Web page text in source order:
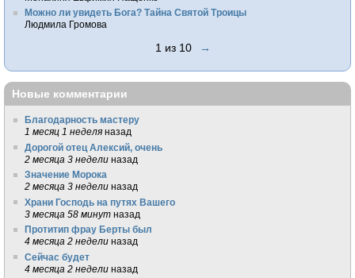
Можно ли увидеть Бога? Тайна Святой Троицы
Людмила Громова
1 из 10 →
Новые комментарии
Благодарность мастеру
1 месяц 1 неделя назад
Дорогой отец Алексий, очень
2 месяца 3 недели назад
Значение Морока
2 месяца 3 недели назад
Храни Господь на путях Вашего
3 месяца 58 минут назад
Протитип фрау Берты был
4 месяца 2 недели назад
Сейчас будет
4 месяца 2 недели назад